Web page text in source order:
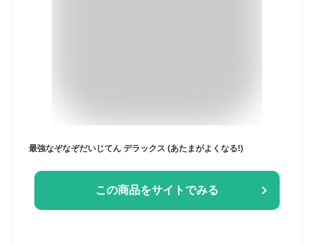
最強なぞなぞだいじてん デラックス (あたまがよくなる!)
この商品をサイトでみる